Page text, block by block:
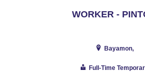
WORKER -
Bayamon,
Full-Time